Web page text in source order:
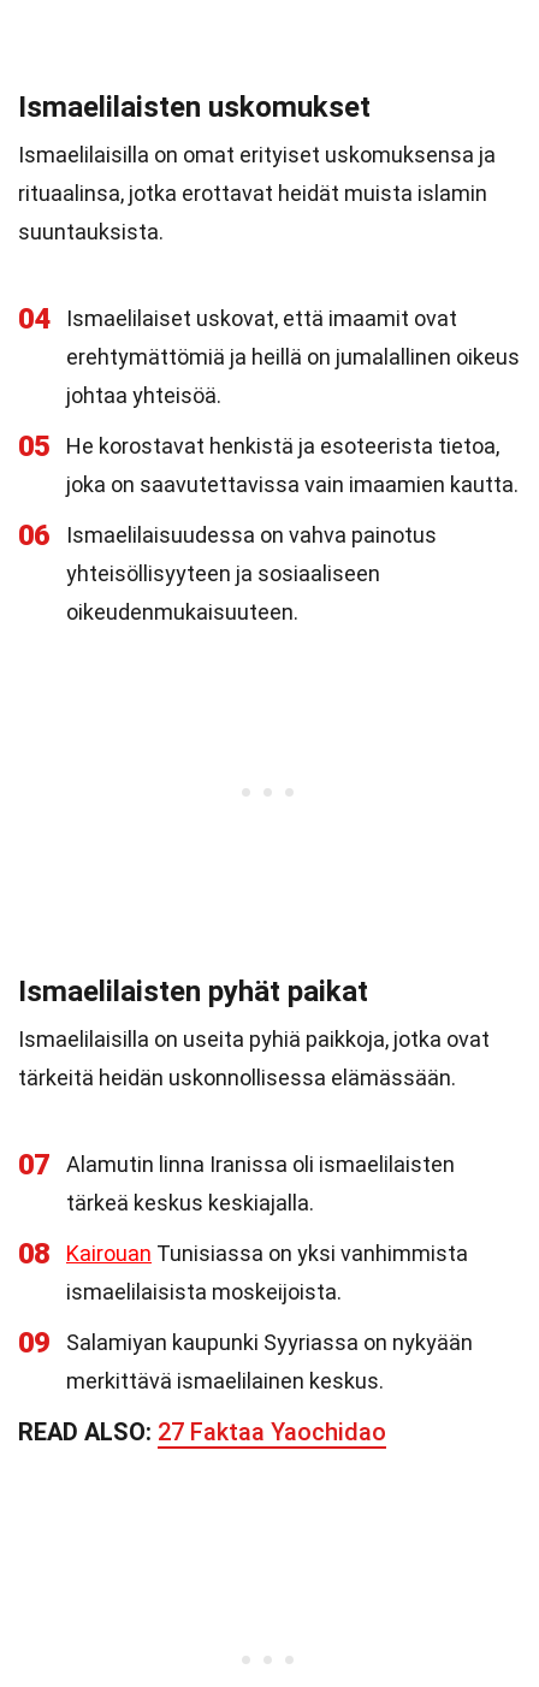
Ismaelilaisten uskomukset
Ismaelilaisilla on omat erityiset uskomuksensa ja
rituaalinsa, jotka erottavat heidät muista islamin
suuntauksista.
04
Ismaelilaiset uskovat, että imaamit ovat
erehtymättömiä ja heillä on jumalallinen oikeus
johtaa yhteisöä.
05
He korostavat henkistä ja esoteerista tietoa,
joka on saavutettavissa vain imaamien kautta.
06
Ismaelilaisuudessa on vahva painotus
yhteisöllisyyteen ja sosiaaliseen
oikeudenmukaisuuteen.
Ismaelilaisten pyhät paikat
Ismaelilaisilla on useita pyhiä paikkoja, jotka ovat
tärkeitä heidän uskonnollisessa elämässään.
07
Alamutin linna Iranissa oli ismaelilaisten
tärkeä keskus keskiajalla.
08 Kairouan Tunisiassa on yksi vanhimmista
ismaelilaisista moskeijoista.
09
Salamiyan kaupunki Syyriassa on nykyään
merkittävä ismaelilainen keskus.
READ ALSO: 27 Faktaa Yaochidao